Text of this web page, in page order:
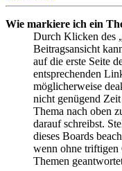
Wie markiere ich ein
Durch Klicken des
Beitragsansicht
auf die erste Seite
entsprechenden
möglicherweise
nicht genügend
Thema nach oben
darauf schreibst.
dieses Boards
wenn ohne triftigen
Themen